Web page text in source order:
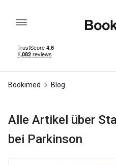
Bookimed Blog
Alle Artikel über
bei Parkinson